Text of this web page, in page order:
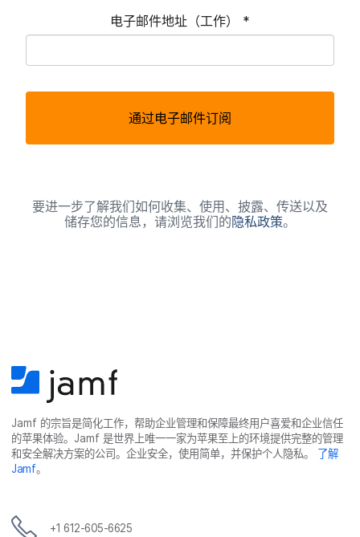
电子​邮件​地址​（工作） *
通过电子邮件订阅
要​进一步​了解​我们​如何​收集、​使用、​披露、​传送​以及​
储存您​的​信息，​请​浏览​我们​的隐私​政策。
Jamf 的​宗旨​是​简化​工作，​帮助​企业​管理​和​保障​最​终​用​户​喜爱​和​企业​信任​
的​苹果​体验。 Jamf是​世界​上​唯​一​一​家​为​苹果​至​上​的​环境​提供​完整​的​管理​
和​安全​解决​方案​的​公司。​企业​安全，​使用​简单，​并​保护​个​人​隐私。
了解
Jamf。
+1 612-605-6625